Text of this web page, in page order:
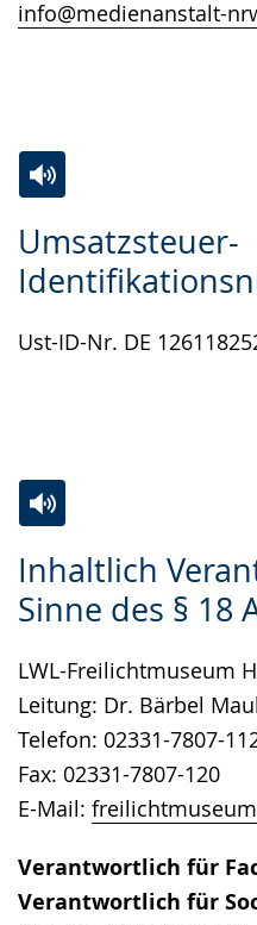
info@medienanstalt-
angezeigt.
Umsatzsteuer-
Ust-ID-Nr. DE
Leichten
Sprache
Audio-
Unterstützung.
Video
in
Gebärdensprache
Inhaltlich
Sinne des § 18
LWL-Freilichtmuseum
Leitung: Dr. Bärbel Maul
Telefon: 02331-7807-
Fax: 02331-7807-120
E-Mail:
Verantwortlich für
Verantwortlich für
Leichten
Sprache
Audio-
Unterstützung.
Video
in
Gebärdensprache
wird
angezeigt.